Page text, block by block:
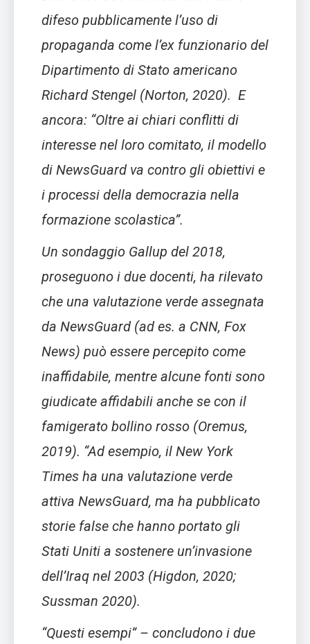
difeso pubblicamente l’uso di
propaganda come l’ex funzionario del
Dipartimento di Stato americano
Richard Stengel (Norton, 2020). E
ancora: “Oltre ai chiari conflitti di
interesse nel loro comitato, il modello
di NewsGuard va contro gli obiettivi e
i processi della democrazia nella
formazione scolastica”.
Un sondaggio Gallup del 2018,
proseguono i due docenti, ha rilevato
che una valutazione verde assegnata
da NewsGuard (ad es. a CNN, Fox
News) può essere percepito come
inaffidabile, mentre alcune fonti sono
giudicate affidabili anche se con il
famigerato bollino rosso (Oremus,
2019). “Ad esempio, il New York
Times ha una valutazione verde
attiva NewsGuard, ma ha pubblicato
storie false che hanno portato gli
Stati Uniti a sostenere un’invasione
dell’Iraq nel 2003 (Higdon, 2020;
Sussman 2020).
“Questi esempi”– concludono i due